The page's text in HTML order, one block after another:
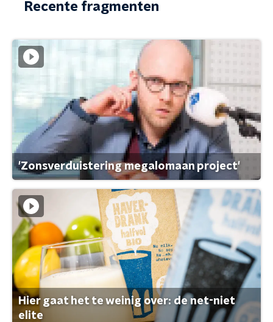
Recente fragmenten
'Zonsverduistering megalomaan project'
Hier gaat het te weinig over: de net-niet
elite